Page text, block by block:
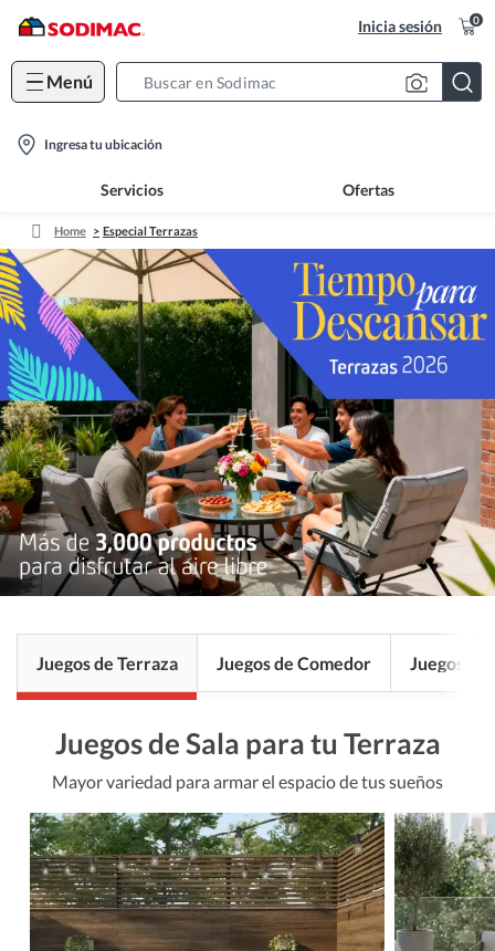
Inicia sesión 0
Menú
location-
Ingresa tu ubicación
Servicios Ofertas
Home Especial Terrazas
Juegos de Terraza Juegos de Comedor Juegos de
Juegos de Sala para tu Terraza
Mayor variedad para armar el espacio de tus sueños